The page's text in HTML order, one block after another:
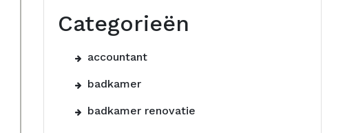
Categorieën
accountant
badkamer
badkamer renovatie